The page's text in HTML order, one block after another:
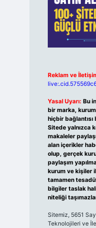
Reklam ve
Yasal Uyarı: Bu
bir marka,
hiçbir bağlantısı
Sitede yalnızca
makaleler
alan içerikler
olup, gerçek
paylaşım
kurum ve kişiler
tamamen
bilgiler taslak
niteliği
Sitemiz, 5651
Teknolojileri ve